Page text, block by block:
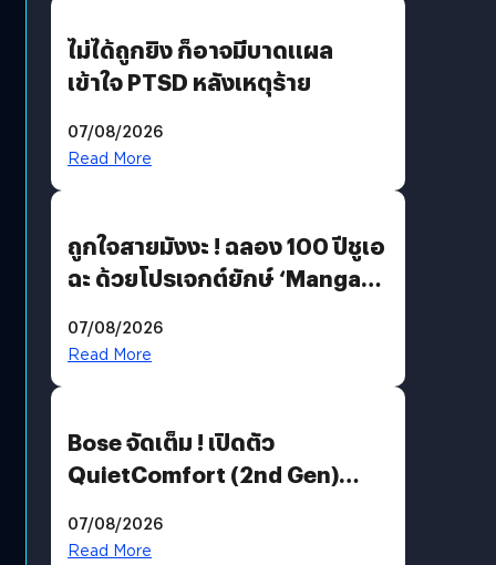
ไม่ได้ถูกยิง ก็อาจมีบาดแผล
เข้าใจ PTSD หลังเหตุร้าย
07/08/2026
Read More
ถูกใจสายมังงะ ! ฉลอง 100 ปีชูเอ
ฉะ ด้วยโปรเจกต์ยักษ์ ‘Manga
มีภาษาไทยด้วย
07/08/2026
Read More
Bose จัดเต็ม ! เปิดตัว
QuietComfort (2nd Gen)
07/08/2026
Read More